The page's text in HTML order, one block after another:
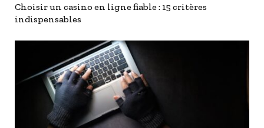
Choisir un casino en ligne fiable : 15 critères
indispensables